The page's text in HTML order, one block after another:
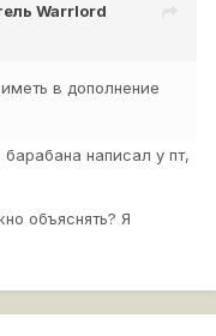
Warrlord
в дополнение
написал у пт,
объяснять? Я